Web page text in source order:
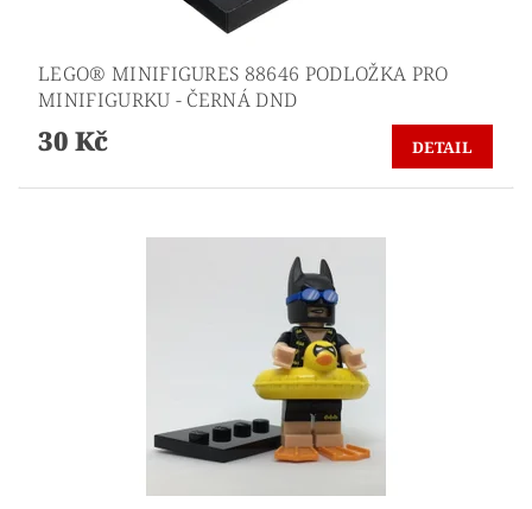
LEGO® MINIFIGURES 88646 PODLOŽKA PRO
MINIFIGURKU - ČERNÁ DND
30 Kč DETAIL